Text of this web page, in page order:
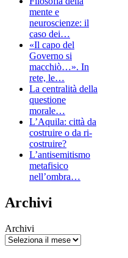
mente e
neuroscienze: il
caso dei…
«Il capo del
Governo si
macchiò…». In
rete, le…
La centralità della
questione
morale…
L’Aquila: città da
costruire o da ri-
costruire?
L’antisemitismo
metafisico
nell’ombra…
Archivi
Archivi